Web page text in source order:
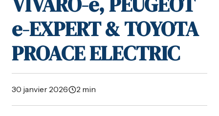
e-EXPERT & TOYOTA
PROACE ELECTRIC
30 janvier 2026· 2 min